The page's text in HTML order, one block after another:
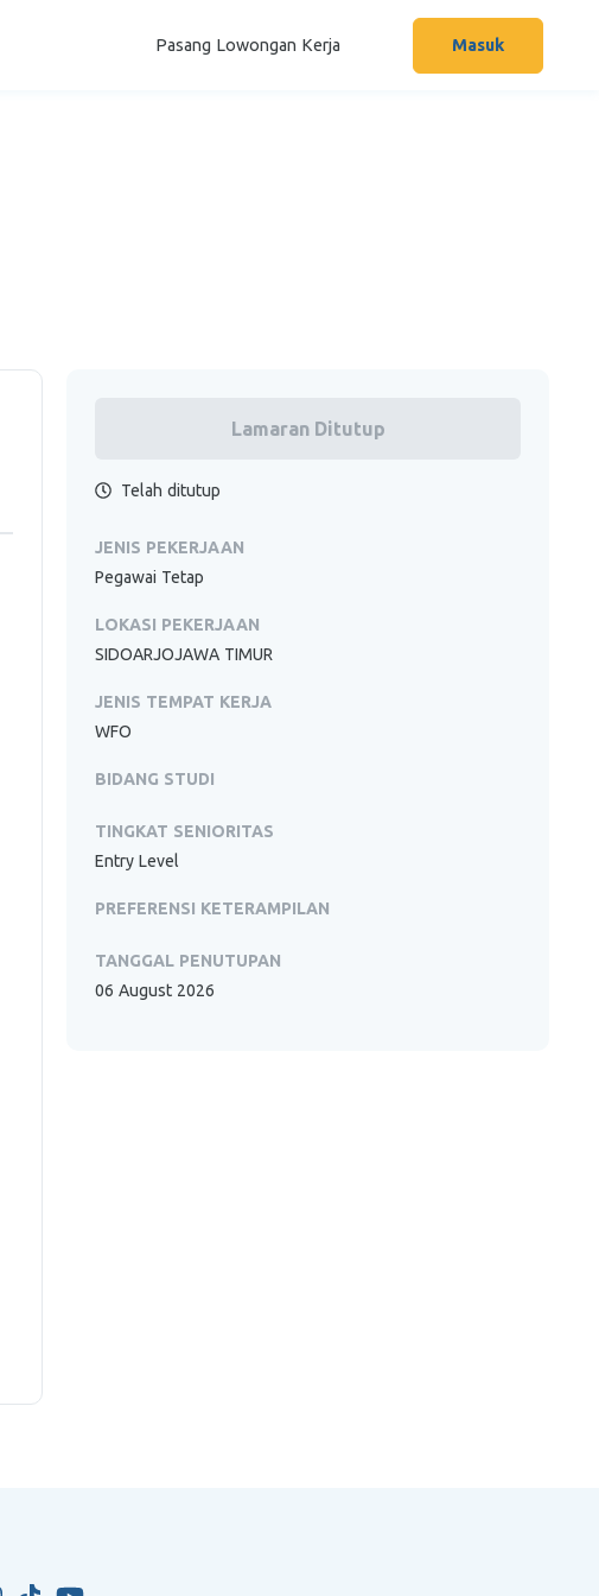
Pasang Lowongan Kerja Masuk
Lamaran Ditutup
Telah ditutup
JENIS PEKERJAAN
Pegawai Tetap
LOKASI PEKERJAAN
SIDOARJOJAWA TIMUR
JENIS TEMPAT KERJA
WFO
BIDANG STUDI
TINGKAT SENIORITAS
Entry Level
PREFERENSI KETERAMPILAN
TANGGAL PENUTUPAN
06 August 2026